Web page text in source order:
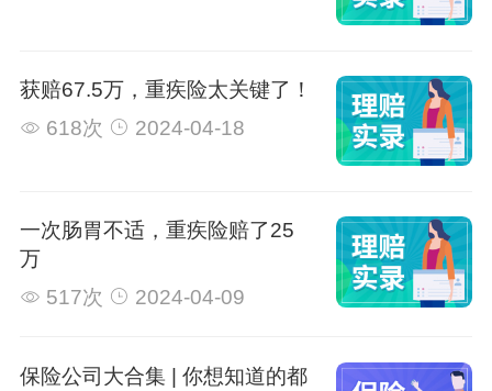
获赔67.5万，重疾险太关键了！
618次
2024-04-18
一次肠胃不适，重疾险赔了25
万
517次
2024-04-09
保险公司大合集 | 你想知道的都